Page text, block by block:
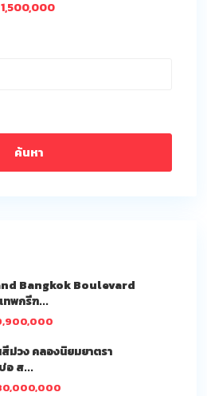
ค้นหา
Bangkok Boulevard
ทพกรีฑ...
ม่วง คลองนิยมยาตรา
อ ส...